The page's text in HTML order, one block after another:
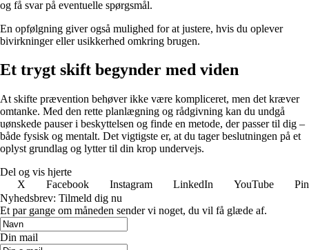
og få svar på eventuelle spørgsmål.
En opfølgning giver også mulighed for at justere, hvis du oplever
bivirkninger eller usikkerhed omkring brugen.
Et trygt skift begynder med viden
At skifte prævention behøver ikke være kompliceret, men det kræver
omtanke. Med den rette planlægning og rådgivning kan du undgå
uønskede pauser i beskyttelsen og finde en metode, der passer til dig –
både fysisk og mentalt. Det vigtigste er, at du tager beslutningen på et
oplyst grundlag og lytter til din krop undervejs.
Del og vis hjerte
X
Facebook Instagram LinkedIn YouTube
Nyhedsbrev: Tilmeld dig nu
Et par gange om måneden sender vi noget, du vil få glæde af.
Din mail